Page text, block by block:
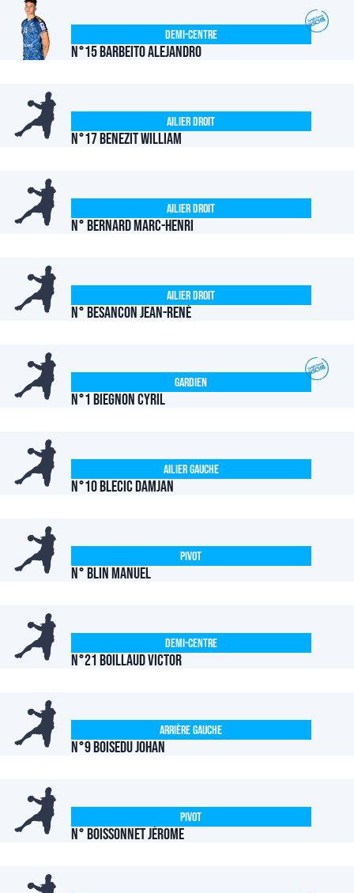
N°15 BARBEITO Alejandro
Demi-centre
N°17 BENEZIT William
Ailier Droit
N° BERNARD Marc-Henri
Ailier Droit
N° BESANCON Jean-René
Ailier Droit
N°1 BIEGNON Cyril
Gardien
N°10 BLECIC Damjan
Ailier Gauche
N° BLIN Manuel
Pivot
N°21 BOILLAUD Victor
Demi-centre
N°9 BOISEDU Johan
Arrière Gauche
N° BOISSONNET Jérome
Pivot